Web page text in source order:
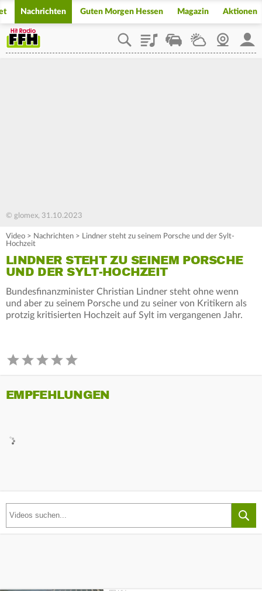
Nachrichten Guten Morgen Hessen Magazin Aktionen
PlaylistStaupilotWetterWebcam
© glomex, 31.10.2023
Video > Nachrichten > Lindner steht zu seinem Porsche und der Sylt-
Hochzeit
LINDNER STEHT ZU SEINEM PORSCHE
UND DER SYLT-HOCHZEIT
Bundesfinanzminister Christian Lindner steht ohne wenn
und aber zu seinem Porsche und zu seiner von Kritikern als
protzig kritisierten Hochzeit auf Sylt im vergangenen Jahr.
EMPFEHLUNGEN